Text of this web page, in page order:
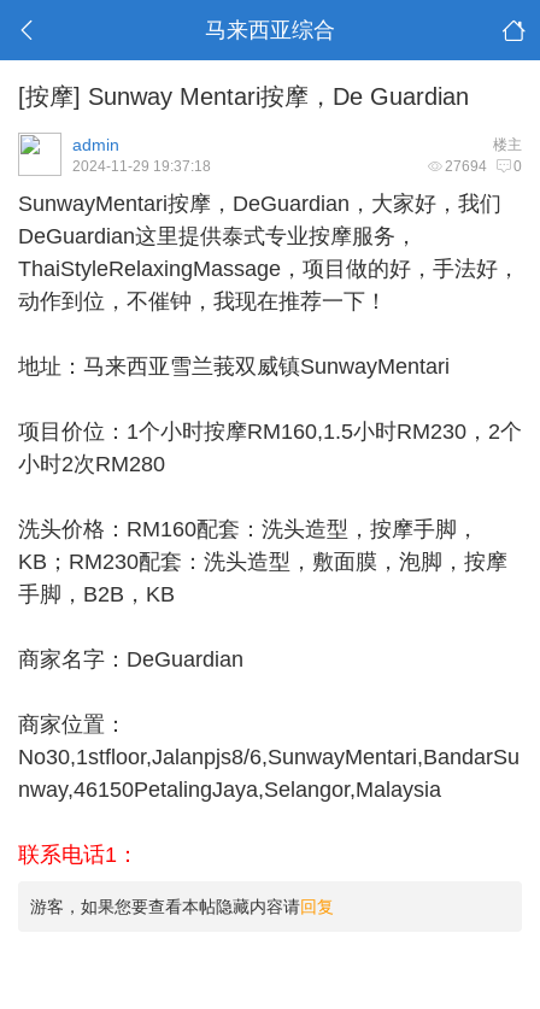
马来西亚综合
[按摩] Sunway Mentari按摩，De Guardian
楼主
admin
27694 0
2024-11-29 19:37:18
SunwayMentari按摩，DeGuardian，大家好，我们
DeGuardian这里提供泰式专业按摩服务，
ThaiStyleRelaxingMassage，项目做的好，手法好，
动作到位，不催钟，我现在推荐一下！
地址：马来西亚雪兰莪双威镇SunwayMentari
项目价位：1个小时按摩RM160,1.5小时RM230，2个
小时2次RM280
洗头价格：RM160配套：洗头造型，按摩手脚，
KB；RM230配套：洗头造型，敷面膜，泡脚，按摩
手脚，B2B，KB
商家名字：DeGuardian
商家位置：
No30,1stfloor,Jalanpjs8/6,SunwayMentari,BandarSu
nway,46150PetalingJaya,Selangor,Malaysia
联系电话1：
游客，如果您要查看本帖隐藏内容请回复